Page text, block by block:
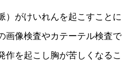
）がけいれんを起こすことに
画像検査やカテーテル検査で
作を起こし胸が苦しくなるこ